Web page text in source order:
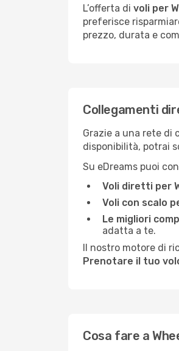
L’offerta di voli per
preferisce
prezzo, durata e
Collegamenti
Grazie a una rete di
disponibilità, potrai
Su eDreams puoi
Voli diretti per
Voli con scalo
Le migliori
adatta a te.
Il nostro motore di
Prenotare il tuo
Cosa fare a